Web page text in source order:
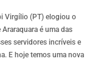
Virgílio (PT) elogiou o
é uma das
servidores incríveis e
E hoje temos uma nova